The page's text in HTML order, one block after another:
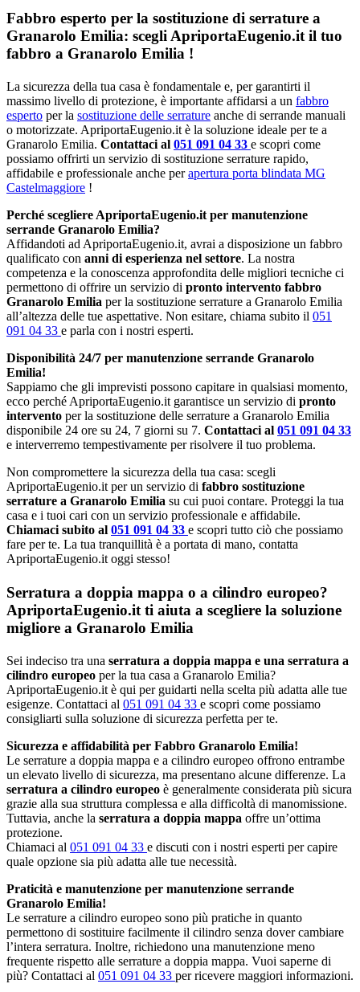
Fabbro esperto per la sostituzione di serrature a
Granarolo Emilia: scegli ApriportaEugenio.it il tuo
fabbro a Granarolo Emilia !
La sicurezza della tua casa è fondamentale e, per garantirti il
massimo livello di protezione, è importante affidarsi a un fabbro
esperto per la sostituzione delle serrature anche di serrande manuali
o motorizzate. ApriportaEugenio.it è la soluzione ideale per te a
Granarolo Emilia. Contattaci al 051 091 04 33 e scopri come
possiamo offrirti un servizio di sostituzione serrature rapido,
affidabile e professionale anche perapertura porta blindata MG
Castelmaggiore !
Perché scegliere ApriportaEugenio.it per manutenzione
serrande Granarolo Emilia?
Affidandoti ad ApriportaEugenio.it, avrai a disposizione un fabbro
qualificato con anni di esperienza nel settore. La nostra
competenza e la conoscenza approfondita delle migliori tecniche ci
permettono di offrire un servizio di pronto intervento fabbro
Granarolo Emilia per la sostituzione serrature a Granarolo Emilia
all’altezza delle tue aspettative. Non esitare, chiama subito il 051
091 04 33 e parla con i nostri esperti.
Disponibilità 24/7 per manutenzione serrande Granarolo
Emilia!
Sappiamo che gli imprevisti possono capitare in qualsiasi momento,
ecco perché ApriportaEugenio.it garantisce un servizio di pronto
intervento per la sostituzione delle serrature a Granarolo Emilia
disponibile 24 ore su 24, 7 giorni su 7. Contattaci al 051 091 04 33
e interverremo tempestivamente per risolvere il tuo problema.
Non compromettere la sicurezza della tua casa: scegli
ApriportaEugenio.it per un servizio di fabbro sostituzione
serrature a Granarolo Emilia su cui puoi contare. Proteggi la tua
casa e i tuoi cari con un servizio professionale e affidabile.
Chiamaci subito al 051 091 04 33 e scopri tutto ciò che possiamo
fare per te. La tua tranquillità è a portata di mano, contatta
ApriportaEugenio.it oggi stesso!
Serratura a doppia mappa o a cilindro europeo?
ApriportaEugenio.it ti aiuta a scegliere la soluzione
migliore a Granarolo Emilia
Sei indeciso tra una serratura a doppia mappa e una serratura a
cilindro europeo per la tua casa a Granarolo Emilia?
ApriportaEugenio.it è qui per guidarti nella scelta più adatta alle tue
esigenze. Contattaci al 051 091 04 33 e scopri come possiamo
consigliarti sulla soluzione di sicurezza perfetta per te.
Sicurezza e affidabilità per Fabbro Granarolo Emilia!
Le serrature a doppia mappa e a cilindro europeo offrono entrambe
un elevato livello di sicurezza, ma presentano alcune differenze. La
serratura a cilindro europeo è generalmente considerata più sicura
grazie alla sua struttura complessa e alla difficoltà di manomissione.
Tuttavia, anche la serratura a doppia mappa offre un’ottima
protezione.
Chiamaci al 051 091 04 33 e discuti con i nostri esperti per capire
quale opzione sia più adatta alle tue necessità.
Praticità e manutenzione per manutenzione serrande
Granarolo Emilia!
Le serrature a cilindro europeo sono più pratiche in quanto
permettono di sostituire facilmente il cilindro senza dover cambiare
l’intera serratura. Inoltre, richiedono una manutenzione meno
frequente rispetto alle serrature a doppia mappa. Vuoi saperne di
più? Contattaci al 051 091 04 33 per ricevere maggiori informazioni.